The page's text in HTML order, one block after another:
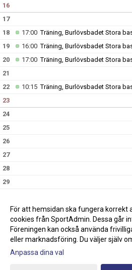
16
17
18
17:00Träning, Burlövsbadet Stora
19
16:00Träning, Burlövsbadet Stora
20
17:00Träning, Burlövsbadet Stora
21
22
10:15Träning, Burlövsbadet Stora
23
24
25
26
27
28
29
Gå till Webbversion
För att hemsidan ska fungera korrekt
cookies från SportAdmin. Dessa går
Föreningen kan också använda
eller marknadsföring. Du väljer själv
Anpassa dina val